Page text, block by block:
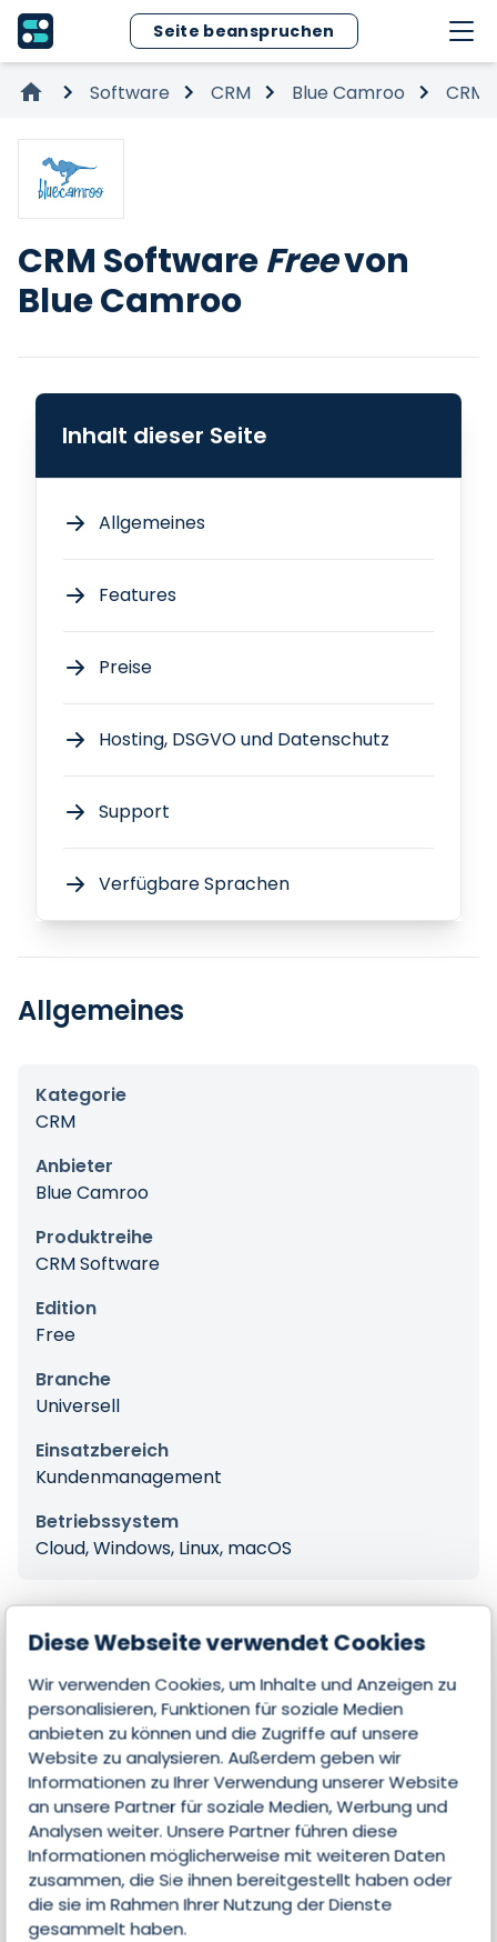
Diese Webseite verwendet Cookies
Wir verwenden Cookies, um Inhalte und Anzeigen zu
personalisieren, Funktionen für soziale Medien
anbieten zu können und die Zugriffe auf unsere
Website zu analysieren. Außerdem geben wir
Informationen zu Ihrer Verwendung unserer Website
an unsere Partner für soziale Medien, Werbung und
Analysen weiter. Unsere Partner führen diese
Informationen möglicherweise mit weiteren Daten
zusammen, die Sie ihnen bereitgestellt haben oder
die sie im Rahmen Ihrer Nutzung der Dienste
gesammelt haben.
Seite beanspruchen
Software CRM Blue Camroo CRM
CRM SoftwareFreevon
Blue Camroo
Inhalt dieser Seite
Allgemeines
Features
Preise
Hosting, DSGVO und Datenschutz
Support
Verfügbare Sprachen
Allgemeines
Kategorie
CRM
Anbieter
Blue Camroo
Produktreihe
CRM Software
Edition
Free
Branche
Universell
Einsatzbereich
Kundenmanagement
Betriebssystem
Cloud, Windows, Linux, macOS
Features
Kontakte & Leads managen
Email-Integration
Kollaboration
Opportunities managen